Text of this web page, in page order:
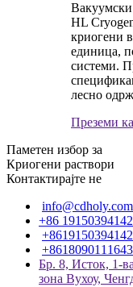
Вакуумски
HL
криогени
единица,
системи.
лесно
Преземи
Паметен избор за
Криогени раствори
Контактирајте не
info@cdholy.com
+86 19150394142
+8619150394142
+8618090111643
Бр. 8, Исток, 1-
зона Вухоу,